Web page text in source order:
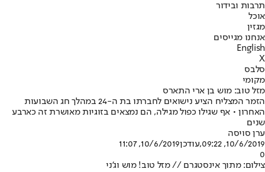
תרבות ובידור
אוכל
מגזין
אנחנו מגייסים
English
X
סלבס
מקומי
מזל טוב: מוש בן ארי התארס
הזמר המצליח הציע נישואים לחברתו בת ה-24 במהלך חג השבועות
האחרון • אף שגילו כפול מגילה, הם נמצאים בזוגיות מאושרת זה כארבע
שנים
ערן סויסה
10/6/2019, 09:22
,עודכן10/6/2019, 11:07
0
צילום: מתוך אינסטגרם // מזל טוב! מוש וג'ני